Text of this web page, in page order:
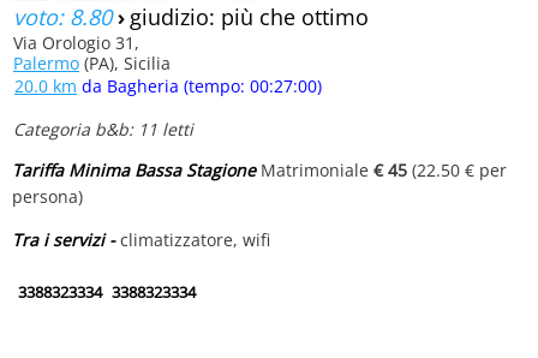
voto: 8.80› giudizio: più che ottimo
Via Orologio 31,
Palermo (PA), Sicilia
20.0 km da Bagheria (tempo: 00:27:00)
Categoria b&b: 11 letti
Tariffa Minima Bassa StagioneMatrimoniale € 45 (22.50 € per
persona)
Tra i servizi -climatizzatore, wifi
3388323334 3388323334